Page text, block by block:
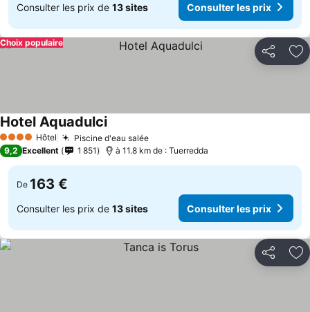
Consulter les prix de 13 sites Consulter les prix
Partager
Choix populaire
4 Étoiles Hôtel Piscine d'eau salée
Hotel Aquadulci
9,2 Excellent 1 851 à 11.8 km de : Tuerredda
De 163 €
Consulter les prix de 13 sites Consulter les prix
Partager